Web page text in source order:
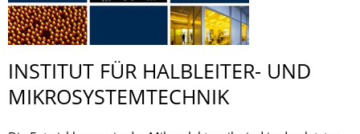
INSTITUT FÜR HALBLEITER- UND
MIKROSYSTEM­TECHNIK